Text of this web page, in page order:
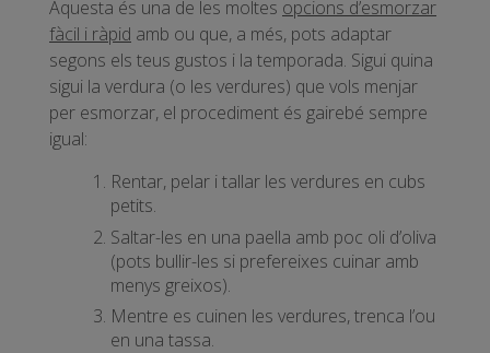
Aquesta és una de les moltes opcions d’esmorzar
fàcil i ràpid amb ou que, a més, pots adaptar
segons els teus gustos i la temporada. Sigui quina
sigui la verdura (o les verdures) que vols menjar
per esmorzar, el procediment és gairebé sempre
igual:
Rentar, pelar i tallar les verdures en cubs
petits.
Saltar-les en una paella amb poc oli d’oliva
(pots bullir-les si prefereixes cuinar amb
menys greixos).
Mentre es cuinen les verdures, trenca l’ou
en una tassa.